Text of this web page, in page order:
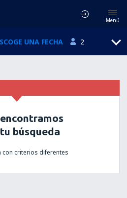
Menú
UNA FECHA 2
búsqueda
con criterios diferentes